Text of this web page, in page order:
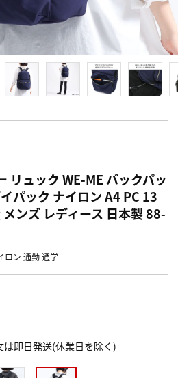
リュック WE-ME バックパッ
パック ナイロン A4 PC 13
ンズ レディース 日本製 88-
ロン 通勤 通学
即日発送(休業日を除く)